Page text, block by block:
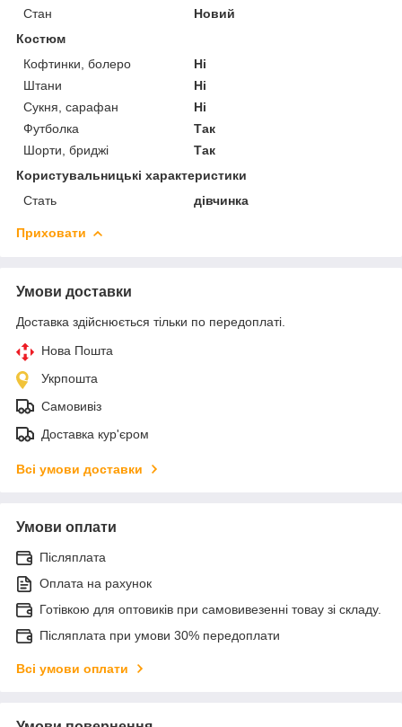
Стан
Новий
Костюм
Кофтинки, болеро
Ні
Штани
Ні
Сукня, сарафан
Ні
Футболка
Так
Шорти, бриджі
Так
Користувальницькі характеристики
Стать
дівчинка
Приховати
Умови доставки
Доставка здійснюється тільки по передоплаті.
Нова Пошта
Укрпошта
Самовивіз
Доставка кур'єром
Всі умови доставки
Умови оплати
Післяплата
Оплата на рахунок
Готівкою для оптовиків при самовивезенні товау зі складу.
Післяплата при умови 30% передоплати
Всі умови оплати